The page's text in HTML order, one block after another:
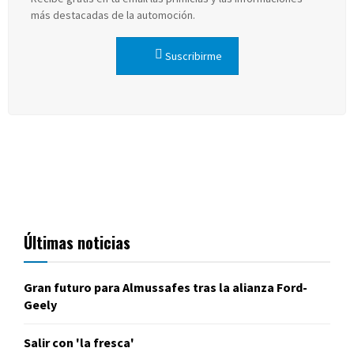
más destacadas de la automoción.
Suscribirme
Últimas noticias
Gran futuro para Almussafes tras la alianza Ford-
Geely
Salir con 'la fresca'